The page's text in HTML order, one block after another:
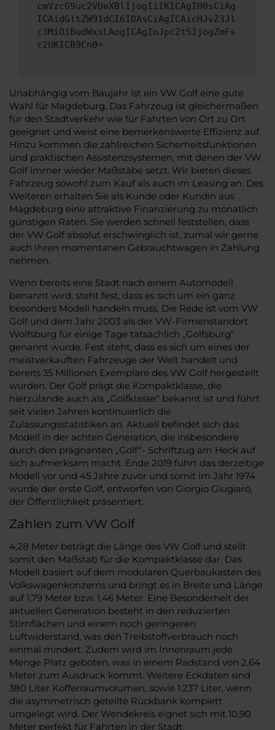
cmVzcG9uc2VUeXBlIjogIiIKICAgIH0sCiAg
ICAidGltZW91dCI6IDAsCiAgICAicHJvZ3Jl
c3MiOiBudWxsLAogICAgInJpc2t5IjogZmFs
c2UKICB9Cn0=
Unabhängig vom Baujahr ist ein VW Golf eine gute
Wahl für Magdeburg. Das Fahrzeug ist gleichermaßen
für den Stadtverkehr wie für Fahrten von Ort zu Ort
geeignet und weist eine bemerkenswerte Effizienz auf.
Hinzu kommen die zahlreichen Sicherheitsfunktionen
und praktischen Assistenzsystemen, mit denen der VW
Golf immer wieder Maßstäbe setzt. Wir bieten dieses
Fahrzeug sowohl zum Kauf als auch im Leasing an. Des
Weiteren erhalten Sie als Kunde oder Kundin aus
Magdeburg eine attraktive Finanzierung zu monatlich
günstigen Raten. Sie werden schnell feststellen, dass
der VW Golf absolut erschwinglich ist, zumal wir gerne
auch Ihren momentanen Gebrauchtwagen in Zahlung
nehmen.
Wenn bereits eine Stadt nach einem Automodell
benannt wird, steht fest, dass es sich um ein ganz
besonders Modell handeln muss. Die Rede ist vom VW
Golf und dem Jahr 2003 als der VW-Firmenstandort
Wolfsburg für einige Tage tatsächlich „Golfsburg“
genannt wurde. Fest steht, dass es sich um eines der
meistverkauften Fahrzeuge der Welt handelt und
bereits 35 Millionen Exemplare des VW Golf hergestellt
wurden. Der Golf prägt die Kompaktklasse, die
hierzulande auch als „Golfklasse“ bekannt ist und führt
seit vielen Jahren kontinuierlich die
Zulassungsstatistiken an. Aktuell befindet sich das
Modell in der achten Generation, die insbesondere
durch den prägnanten „Golf“- Schriftzug am Heck auf
sich aufmerksam macht. Ende 2019 fuhrt das derzeitige
Modell vor und 45 Jahre zuvor und somit im Jahr 1974
wurde der erste Golf, entworfen von Giorgio Giugiaro,
der Öffentlichkeit präsentiert.
Zahlen zum VW Golf
4,28 Meter beträgt die Länge des VW Golf und stellt
somit den Maßstab für die Kompaktklasse dar. Das
Modell basiert auf dem modularen Querbaukasten des
Volkswagenkonzerns und bringt es in Breite und Länge
auf 1,79 Meter bzw. 1,46 Meter. Eine Besonderheit der
aktuellen Generation besteht in den reduzierten
Stirnflächen und einem noch geringeren
Luftwiderstand, was den Treibstoffverbrauch noch
einmal mindert. Zudem wird im Innenraum jede
Menge Platz geboten, was in einem Radstand von 2,64
Meter zum Ausdruck kommt. Weitere Eckdaten sind
380 Liter Kofferraumvolumen, sowie 1.237 Liter, wenn
die asymmetrisch geteilte Rückbank komplett
umgelegt wird. Der Wendekreis eignet sich mit 10,90
Meter perfekt für Fahrten in der Stadt.